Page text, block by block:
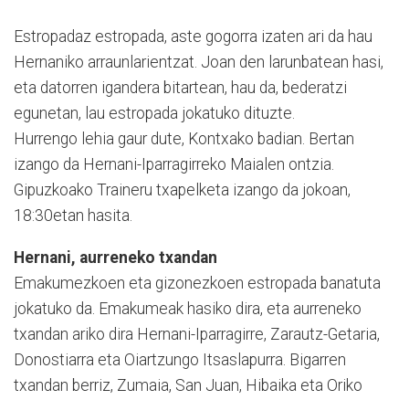
Estropadaz estropada, aste gogorra izaten ari da hau
Hernaniko arraunlarientzat. Joan den larunbatean hasi,
eta datorren igandera bitartean, hau da, bederatzi
egunetan, lau estropada jokatuko dituzte.
Hurrengo lehia gaur dute, Kontxako badian. Bertan
izango da Hernani-Iparragirreko Maialen ontzia.
Gipuzkoako Traineru txapelketa izango da jokoan,
18:30etan hasita.
Hernani, aurreneko txandan
Emakumezkoen eta gizonezkoen estropada banatuta
jokatuko da. Emakumeak hasiko dira, eta aurreneko
txandan ariko dira Hernani-Ipa­rra­girre, Zarautz-Getaria,
Donos­tiarra eta Oiartzungo Itsas­lapurra. Bigarren
txandan berriz, Zumaia, San Juan, Hibaika eta Oriko